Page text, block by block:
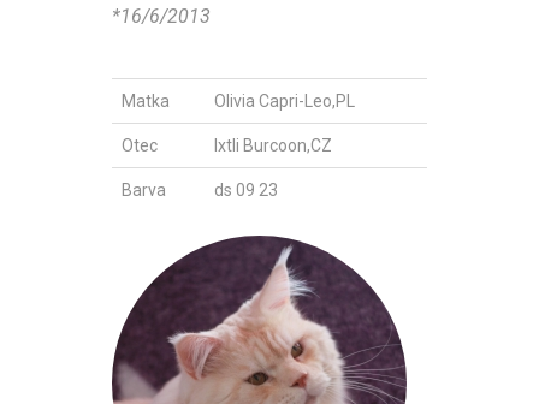
*16/6/2013
Matka Olivia Capri-Leo,PL
Otec Ixtli Burcoon,CZ
Barva ds 09 23